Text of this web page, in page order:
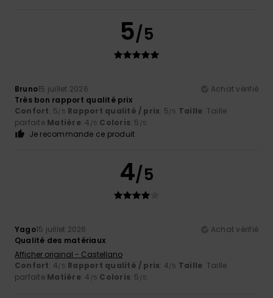
5/5
Bruno15 juillet 2026
Achat vérifié
Très bon rapport qualité prix
Confort: 5/5 Rapport qualité / prix: 5/5 Taille: Taille
parfaite Matière: 4 /5 Coloris: 5 /5
Je recommande ce produit
4/5
Yago15 juillet 2026
Achat vérifié
Qualité des matériaux
Afficher original - Castellano
Confort: 4/5 Rapport qualité / prix: 4/5 Taille: Taille
parfaite Matière: 4 /5 Coloris: 5 /5